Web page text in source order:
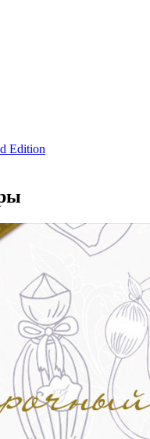
Edition